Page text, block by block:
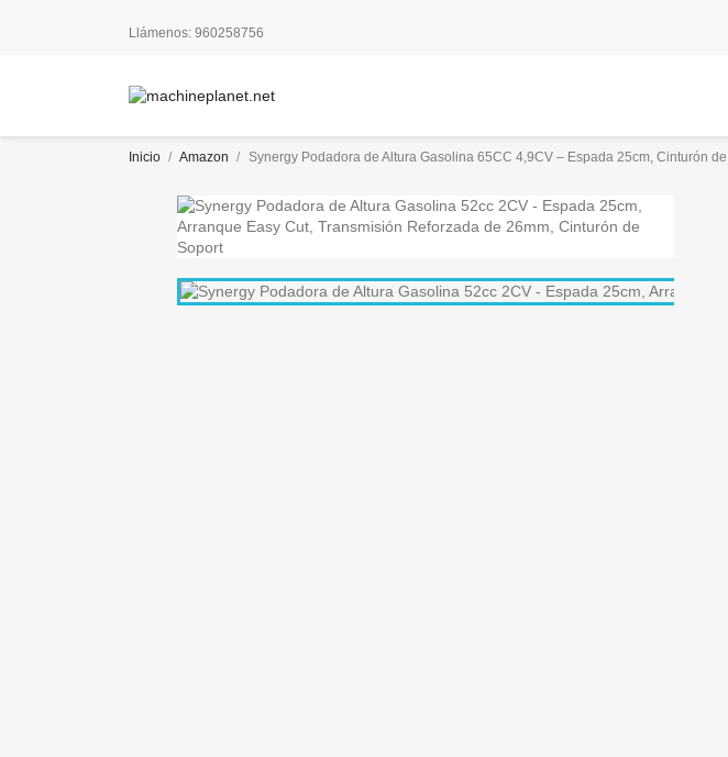
Llámenos: 960258756
Inicio Amazon Synergy Podadora de Altura Gasolina 65CC 4,9CV – Espada 25cm, Cinturón